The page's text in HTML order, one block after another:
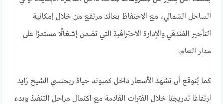
الساحل الشمالي، مع الاحتفاظ بعائد مرتفع من خلال إمكانية
التأجير الفندقي والإدارة الاحترافية التي تضمن إشغالًا مستمرًا على
مدار العام.
كما يُتوقع أن تشهد الأسعار داخل كمبوند حياة ريجنسي الشيخ زايد
ارتفاعًا تدريجيًا خلال الفترات القادمة مع اكتمال مراحل التنفيذ وبدء